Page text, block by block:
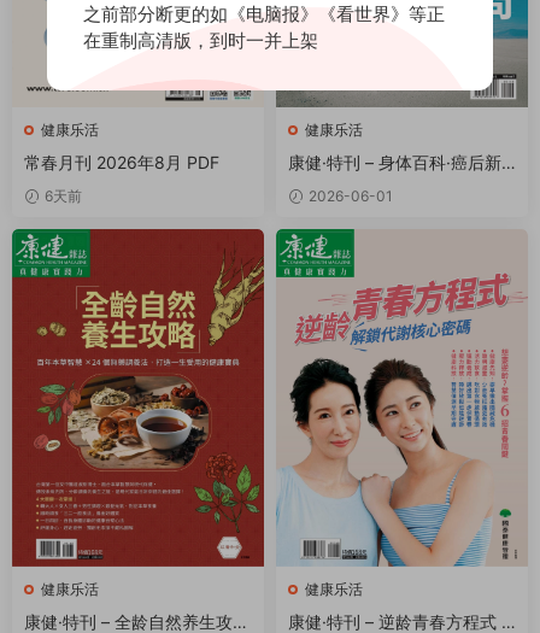
健康乐活
常春月刊 2026年8月 PDF
6天前
健康乐活
康健·特刊 – 身体百科·癌后新
生活100问完全解答 PDF
2026-06-01
健康乐活
康健·特刊 – 全龄自然养生攻略
健康乐活
康健·特刊 – 逆龄青春方程式 P
之前部分断更的如《电脑报》《看世界》等正
在重制高清版，到时一并上架